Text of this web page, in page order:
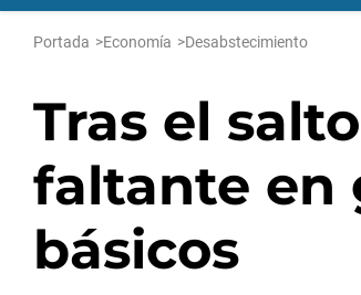
Portada >Economía >Desabstecimiento
Tras el
faltante en
básicos